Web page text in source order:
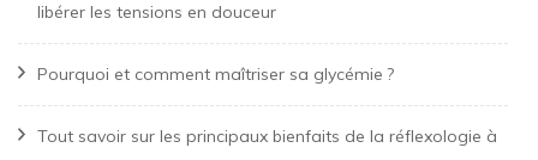
libérer les tensions en douceur
Pourquoi et comment maîtriser sa glycémie ?
Tout savoir sur les principaux bienfaits de la réflexologie à